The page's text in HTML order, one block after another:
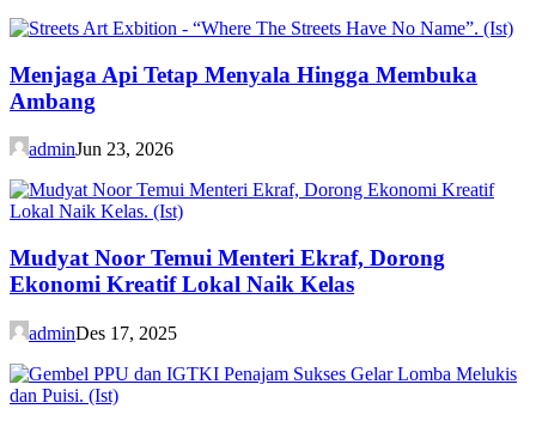
Menjaga Api Tetap Menyala Hingga Membuka
Ambang
adminJun 23, 2026
Mudyat Noor Temui Menteri Ekraf, Dorong
Ekonomi Kreatif Lokal Naik Kelas
adminDes 17, 2025